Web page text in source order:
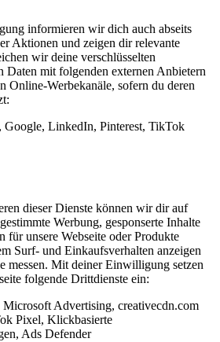
informieren wir dich auch abseits
Aktionen und zeigen dir relevante
wir deine verschlüsselten
Daten mit folgenden externen Anbietern
Online-Werbekanäle, sofern du deren
Google, LinkedIn, Pinterest, TikTok
dieser Dienste können wir dir auf
Werbung, gesponserte Inhalte
für unsere Webseite oder Produkte
Surf- und Einkaufsverhalten anzeigen
messen. Mit deiner Einwilligung setzen
folgende Drittdienste ein:
Advertising, creativecdn.com
Pixel, Klickbasierte
Ads Defender